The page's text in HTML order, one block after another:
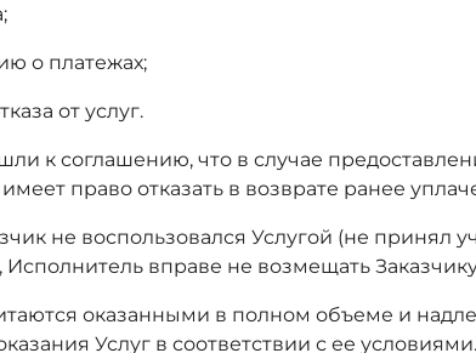
о платежах;
от услуг.
к соглашению, что в случае
право отказать в возврате ранее
не воспользовался Услугой (не принял
вправе не возмещать Заказчику
оказанными в полном объеме и
Услуг в соответствии с ее